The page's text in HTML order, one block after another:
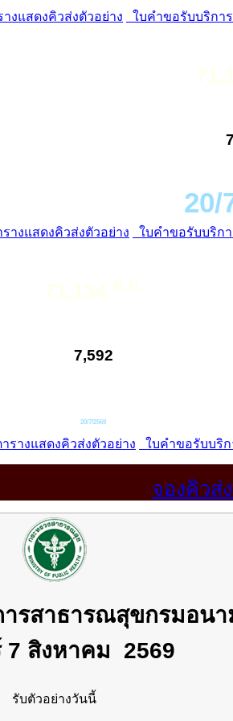
างแสดงคิวส่งตัวอย่าง
ใบคำขอรับบริกา
20/
จองคิวส่
รสาธารณสุขกรมอนา
7 สิงหาคม 2569
รับตัวอย่างวันนี้